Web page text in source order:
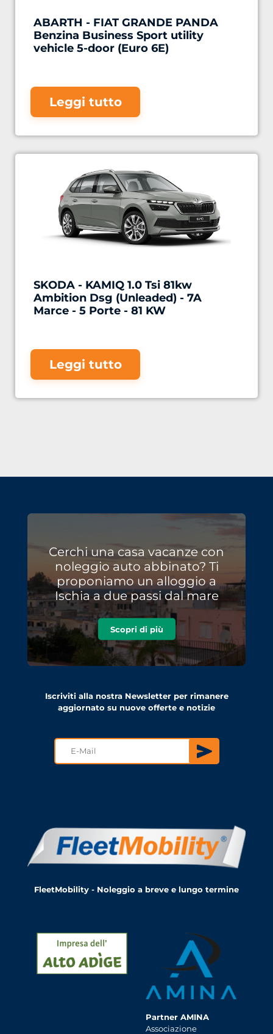
ABARTH - FIAT GRANDE PANDA
Benzina Business Sport utility
vehicle 5-door (Euro 6E)
Leggi tutto
SKODA - KAMIQ 1.0 Tsi 81kw
Ambition Dsg (Unleaded) - 7A
Marce - 5 Porte - 81 KW
Leggi tutto
Cerchi una casa vacanze con
noleggio auto abbinato? Ti
proponiamo un alloggio a
Ischia a due passi dal mare
Scopri di più
Iscriviti alla nostra Newsletter per rimanere
aggiornato su nuove offerte e notizie
FleetMobility - Noleggio a breve e lungo termine
Partner AMINA
Associazione